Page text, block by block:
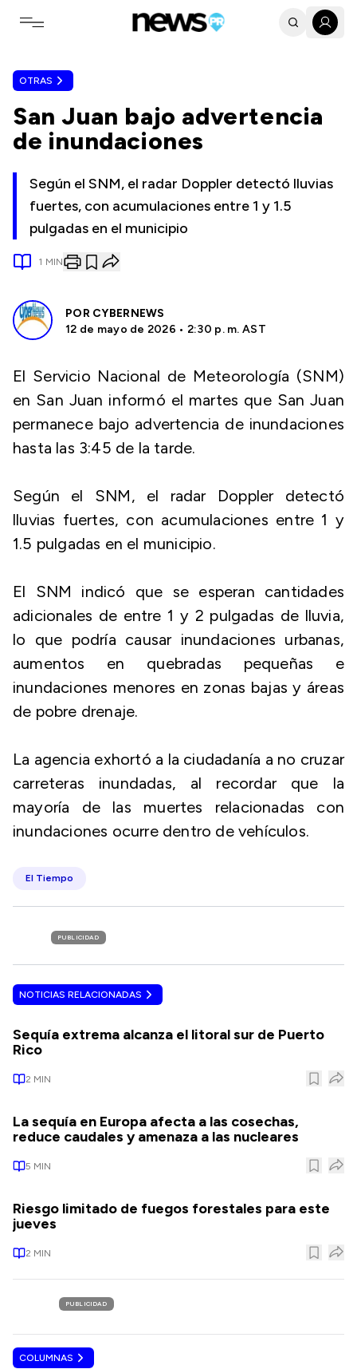
Toggle navigation menu
OTRAS
San Juan bajo advertencia
de inundaciones
Según el SNM, el radar Doppler detectó lluvias
fuertes, con acumulaciones entre 1 y 1.5
pulgadas en el municipio
1 MIN
POR CYBERNEWS
12 de mayo de 2026 • 2:30 p. m. AST
El Servicio Nacional de Meteorología (SNM)
en San Juan informó el martes que San Juan
permanece bajo advertencia de inundaciones
hasta las 3:45 de la tarde.
Según el SNM, el radar Doppler detectó
lluvias fuertes, con acumulaciones entre 1 y
1.5 pulgadas en el municipio.
El SNM indicó que se esperan cantidades
adicionales de entre 1 y 2 pulgadas de lluvia,
lo que podría causar inundaciones urbanas,
aumentos en quebradas pequeñas e
inundaciones menores en zonas bajas y áreas
de pobre drenaje.
La agencia exhortó a la ciudadanía a no cruzar
carreteras inundadas, al recordar que la
mayoría de las muertes relacionadas con
inundaciones ocurre dentro de vehículos.
El Tiempo
PUBLICIDAD
NOTICIAS RELACIONADAS
Sequía extrema alcanza el litoral sur de Puerto
Rico
2 MIN
La sequía en Europa afecta a las cosechas,
reduce caudales y amenaza a las nucleares
5 MIN
Riesgo limitado de fuegos forestales para este
jueves
2 MIN
PUBLICIDAD
COLUMNAS